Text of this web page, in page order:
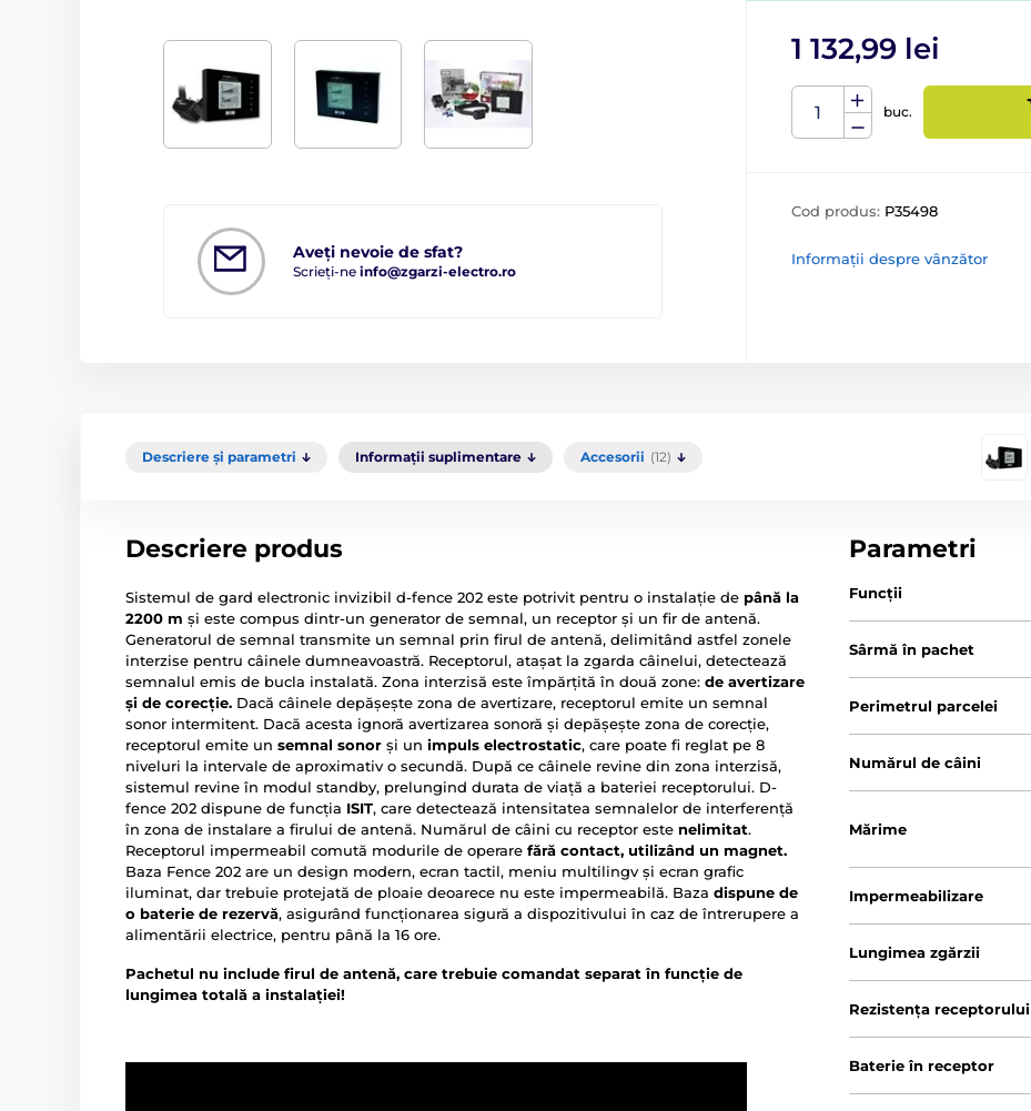
Aveți nevoie de sfat?
Scrieți-ne info@zgarzi-electro.ro
1 132,99 lei
buc.
Cod produs: P35498
Informații despre vânzător
Descriere și parametri Informații suplimentare Accesorii (12)
Descriere produs
Sistemul de gard electronic invizibil d-fence 202 este potrivit pentru o instalație de până la
2200 m și este compus dintr-un generator de semnal, un receptor și un fir de antenă.
Generatorul de semnal transmite un semnal prin firul de antenă, delimitând astfel zonele
interzise pentru câinele dumneavoastră. Receptorul, atașat la zgarda câinelui, detectează
semnalul emis de bucla instalată. Zona interzisă este împărțită în două zone: de avertizare
și de corecție. Dacă câinele depășește zona de avertizare, receptorul emite un semnal
sonor intermitent. Dacă acesta ignoră avertizarea sonoră și depășește zona de corecție,
receptorul emite un semnal sonor și un impuls electrostatic, care poate fi reglat pe 8
niveluri la intervale de aproximativ o secundă. După ce câinele revine din zona interzisă,
sistemul revine în modul standby, prelungind durata de viață a bateriei receptorului. D-
fence 202 dispune de funcția ISIT, care detectează intensitatea semnalelor de interferență
în zona de instalare a firului de antenă. Numărul de câini cu receptor este nelimitat.
Receptorul impermeabil comută modurile de operare fără contact, utilizând un magnet.
Baza Fence 202 are un design modern, ecran tactil, meniu multilingv și ecran grafic
iluminat, dar trebuie protejată de ploaie deoarece nu este impermeabilă. Baza dispune de
o baterie de rezervă, asigurând funcționarea sigură a dispozitivului în caz de întrerupere a
alimentării electrice, pentru până la 16 ore.
Pachetul nu include firul de antenă, care trebuie comandat separat în funcție de
lungimea totală a instalației!
Parametri
Funcții
Sârmă în pachet
Perimetrul parcelei
Numărul de câini
Mărime
Impermeabilizare
Lungimea zgărzii
Rezistența receptorului
Baterie în receptor